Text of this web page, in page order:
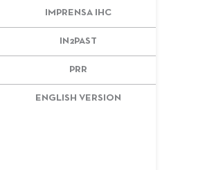
IMPRENSA IHC
IN2PAST
PRR
ENGLISH VERSION